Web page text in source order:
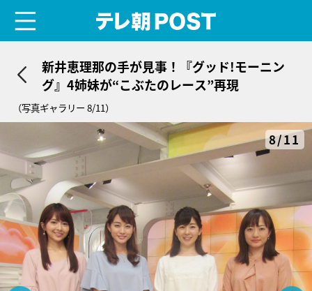
新井恵理那の手が見事！『グッド!モーニン
グ』4姉妹が“こぶたのレース”再現
（写真ギャラリー 8/11）
8/11